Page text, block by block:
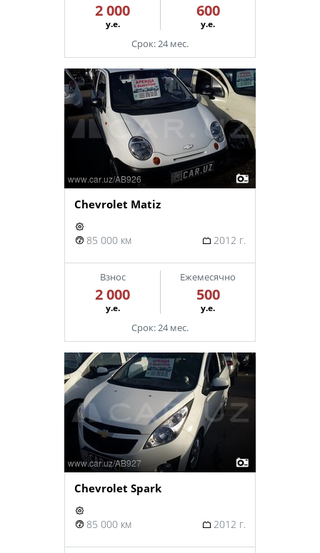
2 000
у.е.
600
у.е.
Срок: 24 мес.
Chevrolet Matiz
85 000 км 2012 г.
Взнос
2 000
у.е.
Ежемесячно
500
у.е.
Срок: 24 мес.
Chevrolet Spark
85 000 км 2012 г.